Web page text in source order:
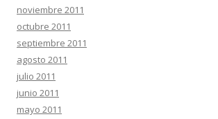
noviembre 2011
octubre 2011
septiembre 2011
agosto 2011
julio 2011
junio 2011
mayo 2011